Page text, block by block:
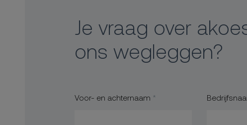
Je vraag over
ons wegleggen?
Voor- en achternaam